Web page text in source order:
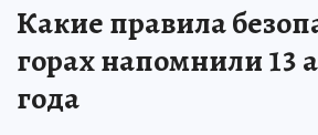
Какие правила
горах напомнили 13
года